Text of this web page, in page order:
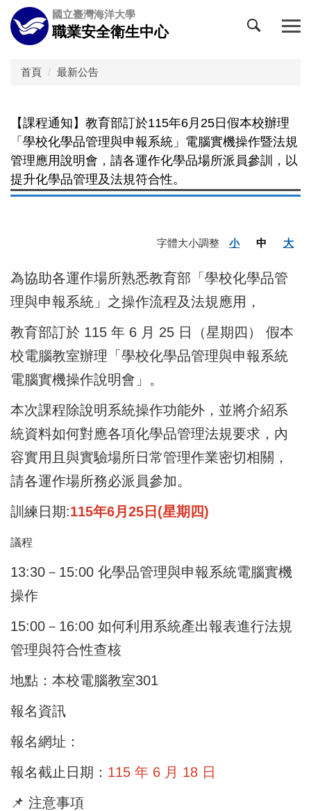
跳
到
主
國立臺灣海洋大學
職業安全衛生中心
首頁 最新公告
【課程通知】教育部訂於115年6月25日假本校辦理
「學校化學品管理與申報系統」電腦實機操作暨法規
管理應用說明會，請各運作化學品場所派員參訓，以
提升化學品管理及法規符合性。
字體大小調整 小 中 大
為協助各運作場所熟悉教育部「學校化學品管
理與申報系統」之操作流程及法規應用，
教育部訂於 115 年 6 月 25 日（星期四） 假本
校電腦教室辦理「學校化學品管理與申報系統
電腦實機操作說明會」。
本次課程除說明系統操作功能外，並將介紹系
統資料如何對應各項化學品管理法規要求，內
容實用且與實驗場所日常管理作業密切相關，
請各運作場所務必派員參加。
訓練日期:115年6月25日(星期四)
議程
13:30－15:00 化學品管理與申報系統電腦實機
操作
15:00－16:00 如何利用系統產出報表進行法規
管理與符合性查核
地點：本校電腦教室301
報名資訊
報名網址：
報名截止日期： 115 年 6 月 18 日
📌 注意事項